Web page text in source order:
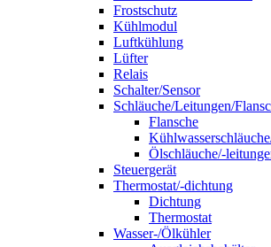
Frostschutz
Kühlmodul
Luftkühlung
Lüfter
Relais
Schalter/Sensor
Schläuche/Leitungen/
Flansche
Ölschläuche/-
Steuergerät
Thermostat/-dichtung
Dichtung
Thermostat
Wasser-/Ölkühler